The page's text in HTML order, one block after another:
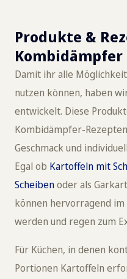
Produkte &
Kombidämpfer
Damit ihr alle
nutzen können, haben
entwickelt. Diese
Kombidämpfer-
Geschmack und
Egal ob Kartoffeln mit
Scheibenoder als
können hervorragend
werden und regen zum
Für Küchen, in denen
Portionen Kartoffeln